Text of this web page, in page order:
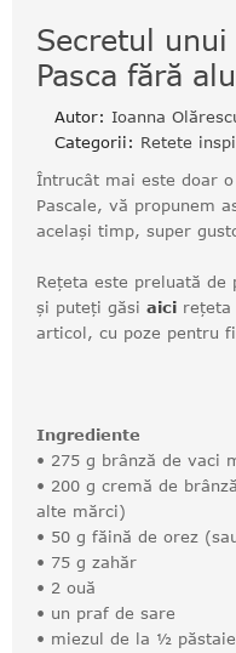
Secretul
Pasca fără
Autor: Ioanna
Categorii: Retete
Întrucât mai este doar
Pascale, vă propunem
același timp, super
Rețeta este preluată de
și puteți găsi aici rețeta
articol, cu poze pentru
Ingrediente
• 275 g brânză de vaci
• 200 g cremă de
alte mărci)
• 50 g făină de orez
• 75 g zahăr
• 2 ouă
• un praf de sare
• miezul de la ½